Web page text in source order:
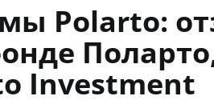
Polarto:
Investment